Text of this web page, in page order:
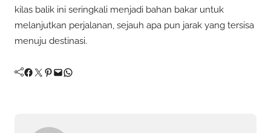
kilas balik ini seringkali menjadi bahan bakar untuk
melanjutkan perjalanan, sejauh apa pun jarak yang tersisa
menuju destinasi.
Facebook Twitter Pinterest Mail WhatsApp